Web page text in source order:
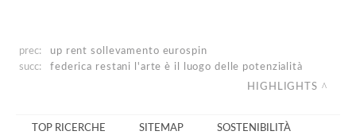
prec: up rent sollevamento eurospin
succ:
federica restani l'arte è il luogo delle potenzialità
HIGHLIGHTS
TOP RICERCHE SITEMAP SOSTENIBILITÀ